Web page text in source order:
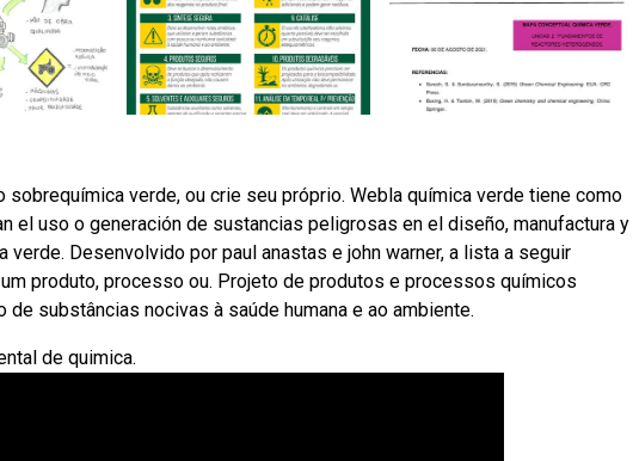
sobrequímica verde, ou crie seu próprio. Webla química verde tiene como
el uso o generación de sustancias peligrosas en el diseño, manufactura y
Desenvolvido por paul anastas e john warner, a lista a seguir
produto, processo ou. Projeto de produtos e processos químicos
substâncias nocivas à saúde humana e ao ambiente.
de quimica.